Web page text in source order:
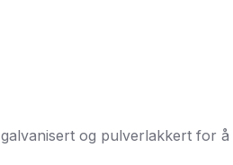
og pulverlakkert for